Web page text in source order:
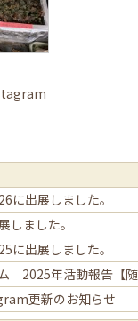
に出展しました。
しました。
に出展しました。
2025年活動報告【随
更新のお知らせ